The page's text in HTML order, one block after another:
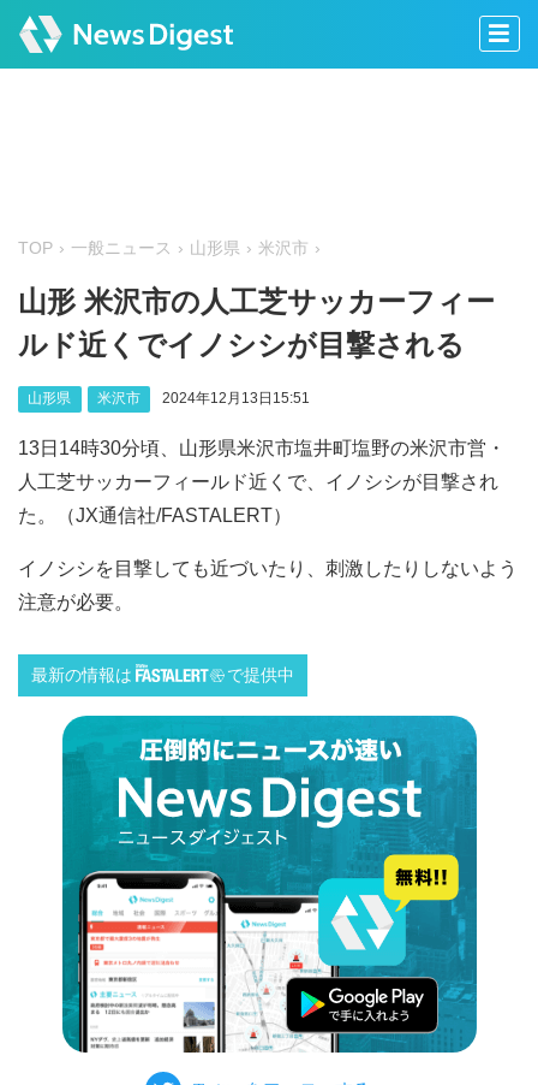
TOP 一般ニュース 山形県 米沢市
山形 米沢市の人工芝サッカーフィー
ルド近くでイノシシが目撃される
山形県 米沢市 2024年12月13日15:51
13日14時30分頃、山形県米沢市塩井町塩野の米沢市営・
人工芝サッカーフィールド近くで、イノシシが目撃され
た。（JX通信社/FASTALERT）
イノシシを目撃しても近づいたり、刺激したりしないよう
注意が必要。
最新の情報は で提供中